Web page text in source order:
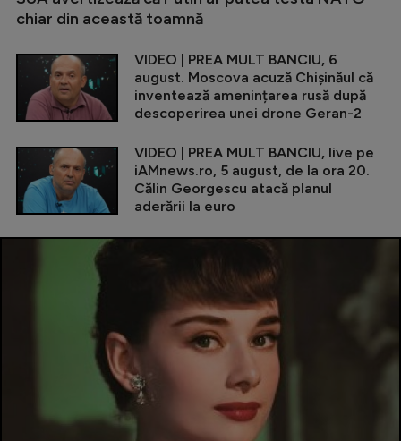
chiar din această toamnă
VIDEO | PREA MULT BANCIU, 6
august. Moscova acuză Chișinăul că
inventează amenințarea rusă după
descoperirea unei drone Geran-2
VIDEO | PREA MULT BANCIU, live pe
iAMnews.ro, 5 august, de la ora 20.
Călin Georgescu atacă planul
aderării la euro